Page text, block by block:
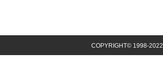
COPYRIGHT© 1998-2022